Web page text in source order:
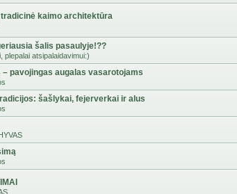
kaimo architektūra
šalis pasaulyje!??
plepalai atsipalaidavimui:)
pavojingas augalas vasarotojams
šašlykai, fejerverkai ir alus